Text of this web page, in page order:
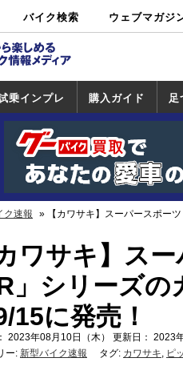
バイク検索
中古バイ
ク・新車検
カタログ検
索
ショップ検
索
ウェブマガジ
乗インプレ
試乗インプレ
一覧
ホンダ
ヤマハ
スズキ
カワサキ
ハーレー
BMW
トライアンフ
ドゥカティ
購入ガイド
一覧
足
ク速報 【カワサキ】スーパースポー
カワサキ】ス
」シリーズの
15に発売！
2023年08月10日（木） 更新日： 2023
ー: 新型バイク速報 タグ: カワサキ, ピ